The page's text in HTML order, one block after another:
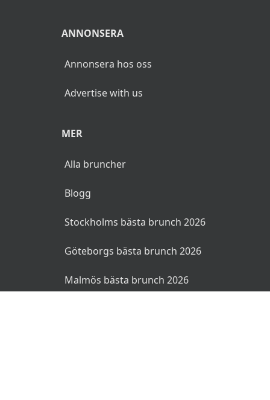
ANNONSERA
Annonsera hos oss
Advertise with us
MER
Alla bruncher
Blogg
Stockholms bästa brunch 2026
Göteborgs bästa brunch 2026
Malmös bästa brunch 2026